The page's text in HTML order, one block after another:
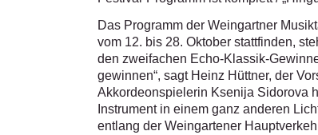
Das Programm der Weingartner
vom 12. bis 28. Oktober stattfinden,
den zweifachen Echo-Klassik-
gewinnen“, sagt Heinz Hüttner, der
Akkordeonspielerin Ksenija Sidorova
Instrument in einem ganz anderen
entlang der Weingartener